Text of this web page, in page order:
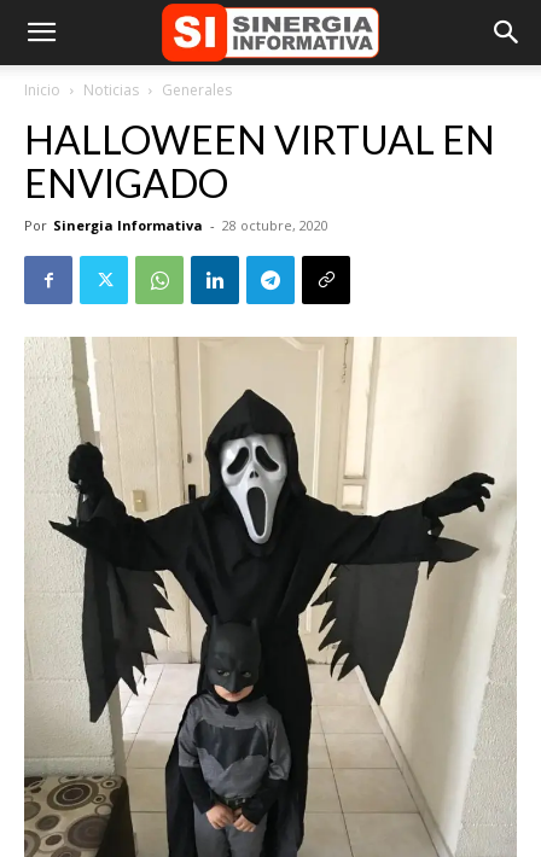
Inicio Noticias Generales
HALLOWEEN VIRTUAL EN
ENVIGADO
Por Sinergia Informativa - 28 octubre, 2020